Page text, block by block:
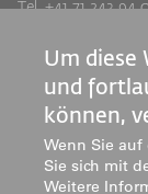
Tel. +41 71 243 94
Footer
Links
Standorte
Jobs
Medien
Mediatheken
Um diese
und
können,
Wenn Sie auf
Sie sich mit
Weitere